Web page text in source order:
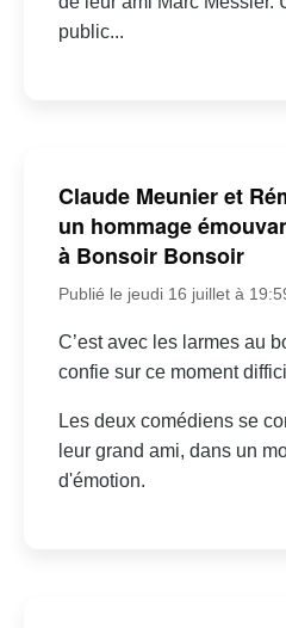
public...
Claude Meunier et
un hommage
à Bonsoir Bonsoir
Publié le jeudi 16 juillet à
C’est avec les larmes au
confie sur ce moment
Les deux comédiens se
leur grand ami, dans un
d'émotion.